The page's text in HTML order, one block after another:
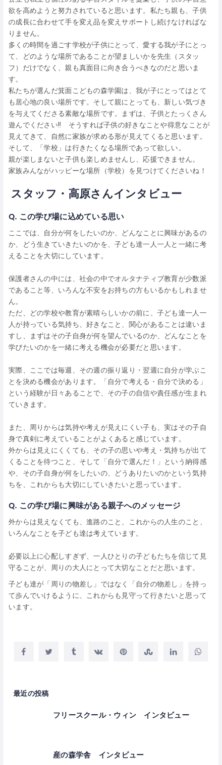
欲を高めようと努力されていると思います。私たち親も、子供
の成長に合わせて手を変え品を変えサポートし続けなければな
りません。
多くの時間を過ごす学校が子供にとって、愛する我が子にとっ
て、どのような場所であることが望ましいかを先生（スタッ
フ）だけでなく、親も真面目に向き合うべきなのだと思いま
す。
私たちが選んだ箕面こどもの森学園は、我が子にとってはとて
も居心地の良い場所です。そして親にとっても、新しい気づき
を与えてくださる素敵な場所です。まずは、子供とたっくさん
遊んでください!! そうすれば子供の好きなことや得意なことが
見えてきて、自然に家族が求める形が見えてくると思います。
そして、「学校」は行きたくなる場所であって欲しい。
親が楽しまないと子供も楽しめませんし、応援できません。
家族みんながハッピーな場所（学校）を見つけてくださいね！
スタッフ・高原さんインタビュー
Q. この学び場に込めている思い
ここでは、自分が何をしたいのか、どんなことに興味があるの
か、どう生きていきたいのかを、子ども達一人一人と一緒に考
えることを大切にしています。
保護者さんの中には、社会の中でオルタナティブ教育が少数派
であること等、いろんな不安をお持ちの方もいるかもしれませ
ん。
ただ、どの学校や教育が素晴らしいかの前に、子ども達一人一
人が持っている気持ち、好きなこと、関心があることは違いま
すし、まずはその子自身が何を望んでいるのか、どんなことを
学びたいのかを一緒に考える機会が必要だと思います。
実際、ここでは毎週、その週の振り返り・翌週に自分が学ぶこ
とを決める機会があります。「自分で考える・自分で決める」
という経験が日々あることで、その子の自信や責任感が生まれ
ていきます。
また、周りからは気持や考えが見えにくい子も、実はその子自
身で真剣に考えていることがよくあると感じています。
外からは見えにくくても、その子の思いや考え・気持ちが出て
くることを待つこと、そして「自分で選んだ！」という納得感
や、その子自身が何をしたいの、どうありたいのかという気持
ちを、これからも大切にしていきたいと思っています。
Q. この学び場に興味がある親子へのメッセージ
外からは見えなくても、進路のこと、これからの人生のこと、
いろんなことを子ども達は考えています。
必要以上に心配しすぎず、一人ひとりの子どもたちを信じて見
守ることが、周りの大人にとって大切なことだと思います。
子ども達が「周りの物差し」ではなく「自分の物差し」を持っ
て歩んでいけるように、これからも見守って行きたいと思って
います。
最近の投稿
フリースクール・ウィン インタビュー
産の森学舎 インタビュー